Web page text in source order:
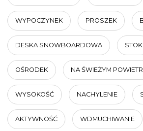
WYPOCZYNEK PROSZEK
DESKA SNOWBOARDOWA STOK
OŚRODEK NA ŚWIEŻYM
WYSOKOŚĆ NACHYLENIE
AKTYWNOŚĆ WDMUCHIWANIE